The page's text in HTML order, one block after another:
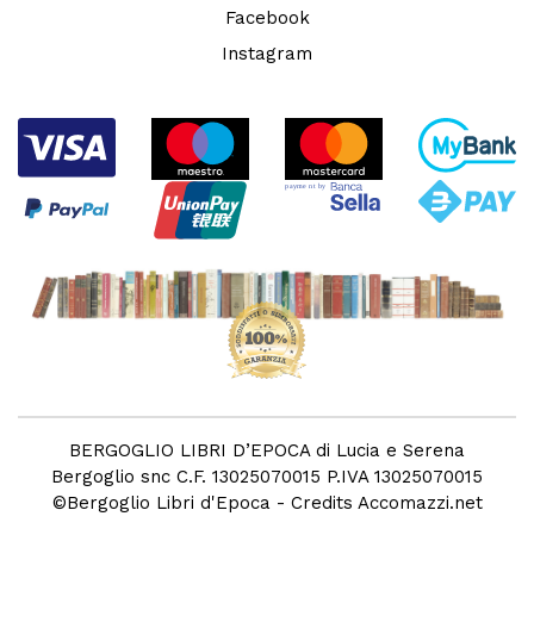
Facebook
Instagram
BERGOGLIO LIBRI D’EPOCA di Lucia e Serena
Bergoglio snc C.F. 13025070015 P.IVA 13025070015
©Bergoglio Libri d'Epoca - Credits Accomazzi.net